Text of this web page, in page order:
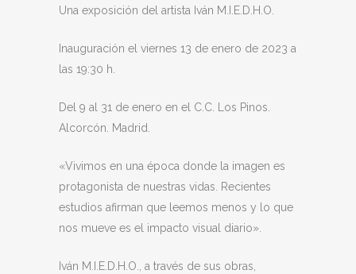
Una exposición del artista Iván M.I.E.D.H.O.
Inauguración el viernes 13 de enero de 2023 a
las 19:30 h.
Del 9 al 31 de enero en el C.C. Los Pinos.
Alcorcón. Madrid.
«Vivimos en una época donde la imagen es
protagonista de nuestras vidas. Recientes
estudios afirman que leemos menos y lo que
nos mueve es el impacto visual diario».
Iván M.I.E.D.H.O., a través de sus obras,